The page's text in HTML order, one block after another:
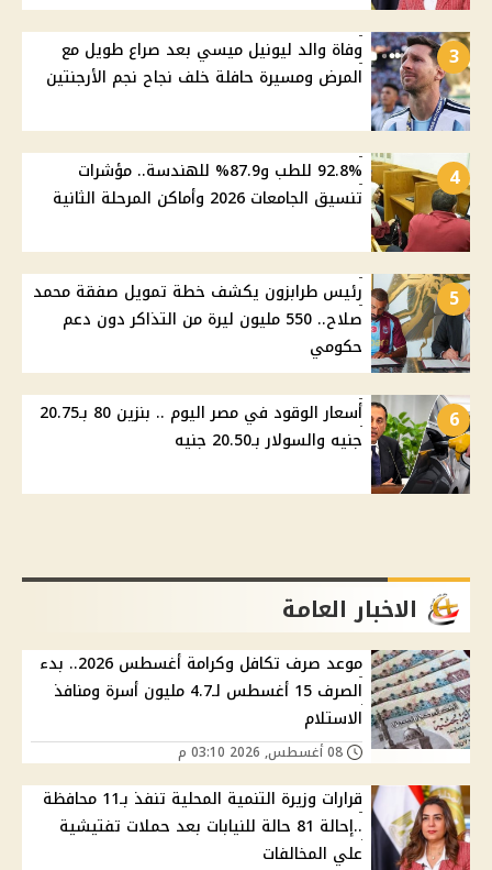
3
وفاة والد ليونيل ميسي بعد صراع طويل مع
المرض ومسيرة حافلة خلف نجاح نجم الأرجنتين
4
92.8% للطب و87.9% للهندسة.. مؤشرات
تنسيق الجامعات 2026 وأماكن المرحلة الثانية
5
رئيس طرابزون يكشف خطة تمويل صفقة محمد
صلاح.. 550 مليون ليرة من التذاكر دون دعم
حكومي
6
أسعار الوقود في مصر اليوم .. بنزين 80 بـ20.75
جنيه والسولار بـ20.50 جنيه
الاخبار العامة
موعد صرف تكافل وكرامة أغسطس 2026.. بدء
الصرف 15 أغسطس لـ4.7 مليون أسرة ومنافذ
الاستلام
قرارات وزيرة التنمية المحلية تنفذ بـ11 محافظة
..إحالة 81 حالة للنيابات بعد حملات تفتيشية
علي المخالفات